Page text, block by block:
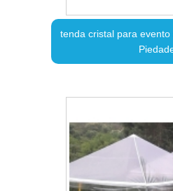
tenda cristal para